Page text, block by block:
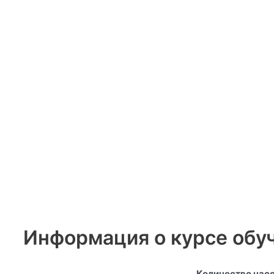
Информация о курсе